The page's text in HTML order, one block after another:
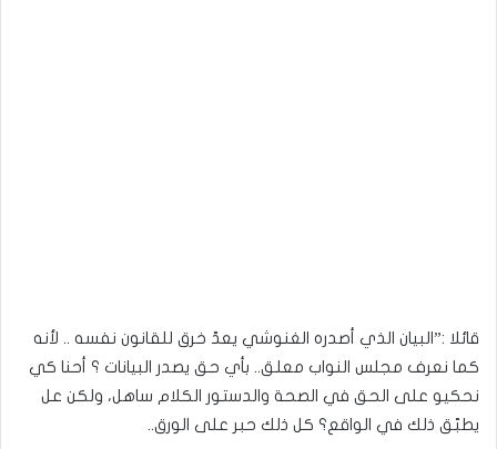
قائلا :”البيان الذي أصدره الغنوشي يعدّ خرق للقانون نفسه .. لأنه
كما نعرف مجلس النواب معلق.. بأي حق يصدر البيانات ؟ أحنا كي
نحكيو على الحق في الصحة والدستور الكلام ساهل، ولكن عل
يطبّق ذلك في الواقع؟ كل ذلك حبر على الورق..